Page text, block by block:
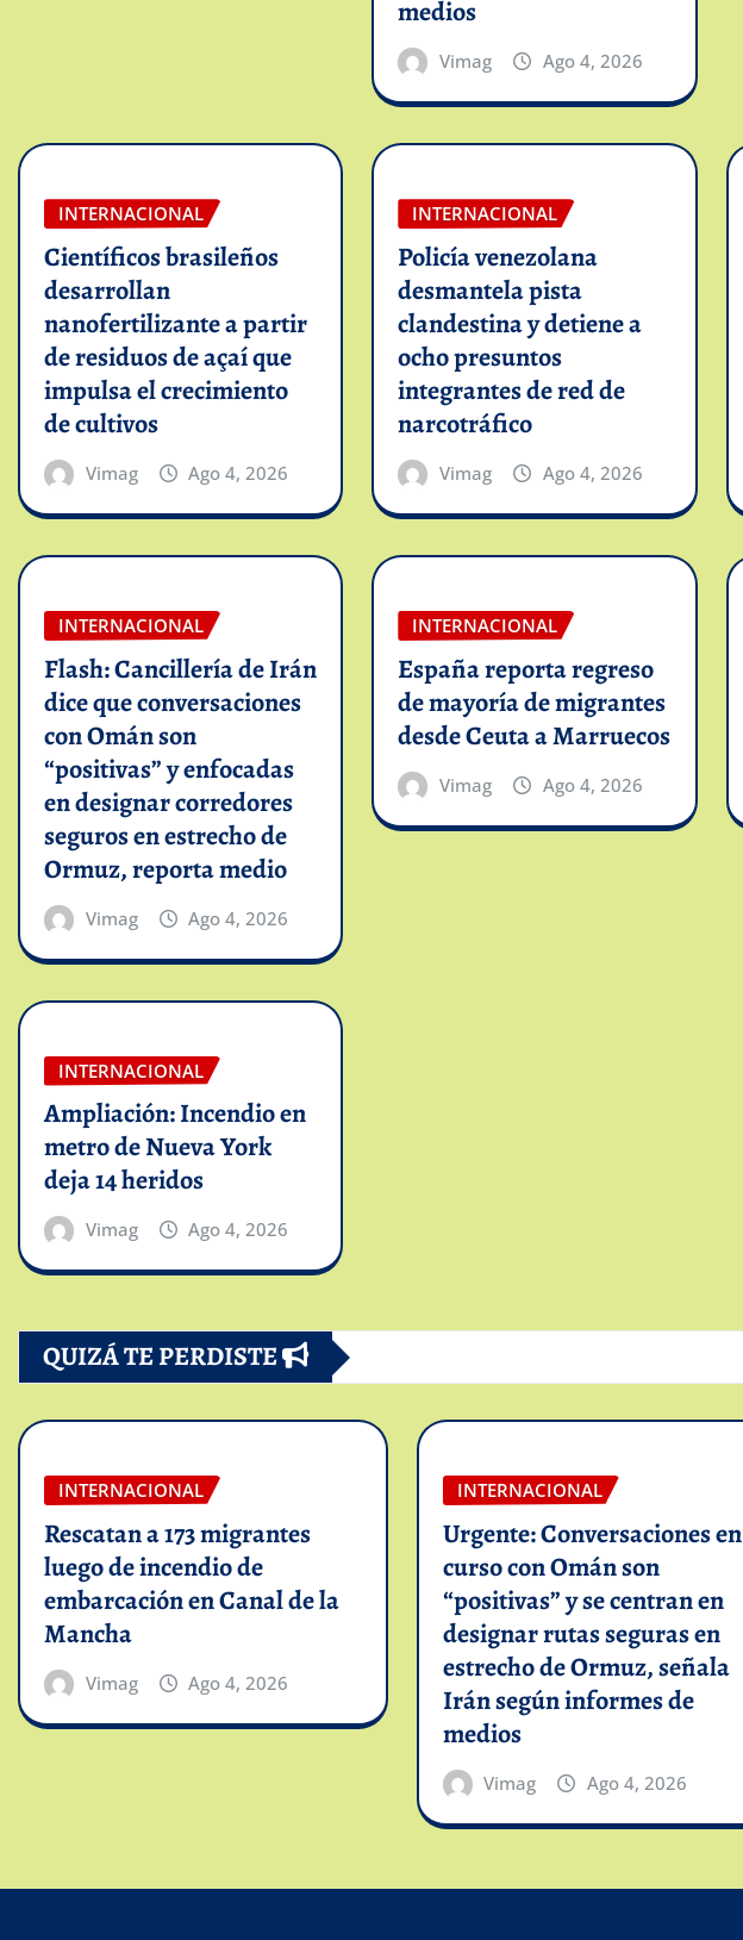
medios
Vimag Ago 4, 2026
INTERNACIONAL
Científicos brasileños
desarrollan
nanofertilizante a partir
de residuos de açaí que
impulsa el crecimiento
de cultivos
Vimag Ago 4, 2026
INTERNACIONAL
Policía venezolana
desmantela pista
clandestina y detiene a
ocho presuntos
integrantes de red de
narcotráfico
Vimag Ago 4, 2026
INTERNACIONAL
Flash: Cancillería de Irán
dice que conversaciones
con Omán son
“positivas” y enfocadas
en designar corredores
seguros en estrecho de
Ormuz, reporta medio
Vimag Ago 4, 2026
INTERNACIONAL
España reporta regreso
de mayoría de migrantes
desde Ceuta a Marruecos
Vimag Ago 4, 2026
INTERNACIONAL
Ampliación: Incendio en
metro de Nueva York
deja 14 heridos
Vimag Ago 4, 2026
QUIZÁ TE PERDISTE
INTERNACIONAL
Rescatan a 173 migrantes
luego de incendio de
embarcación en Canal de la
Mancha
Vimag Ago 4, 2026
INTERNACIONAL
Urgente: Conversaciones en
curso con Omán son
“positivas” y se centran en
designar rutas seguras en
estrecho de Ormuz, señala
Irán según informes de
medios
Vimag Ago 4, 2026